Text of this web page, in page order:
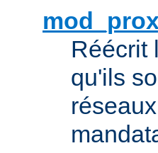
Réécrit
qu'ils